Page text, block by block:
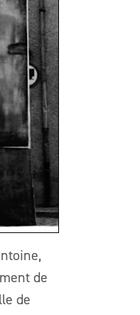
de
de